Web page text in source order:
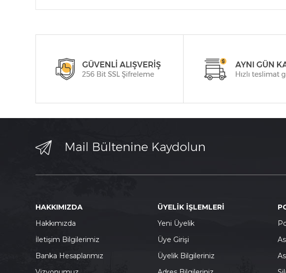
HAKKIMIZDA ÜYELİK İŞLEMLERİ
Hakkımızda
Yeni Üyelik P
İletişim Bilgilerimiz
Üye Girişi A
Banka Hesaplarımız
Üyelik Bilgileriniz A